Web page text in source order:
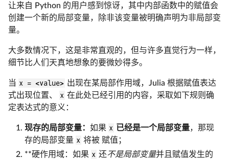
让来自 Python 的用户感到惊讶，其中内部函数中的赋值会
创建一个新的局部变量，除非该变量被明确声明为非局部变
量。
大多数情况下，这是非常直观的，但与许多直觉行为一样，
细节比人们天真地想象的要微妙得多。
当 x = <value> 出现在某局部作用域，Julia 根据赋值表达
式出现位置、
x 在此处已经引用的内容，采取如下规则确
定表达式的意义：
现存的局部变量： 如果 x 已经是一个局部变量，那现
存的局部变量 x 将被 赋值；
**硬作用域：如果 x 还不是局部变量并且赋值发生的